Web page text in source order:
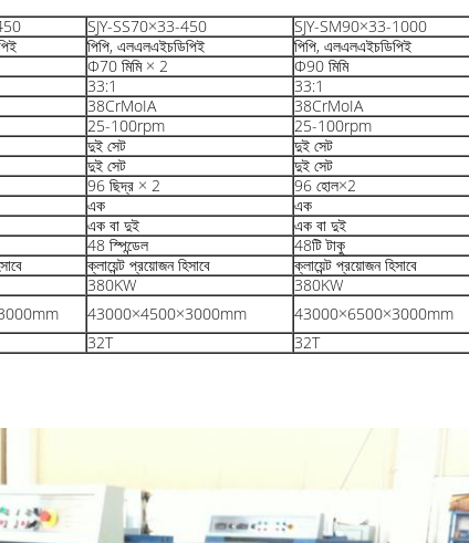
SJY-SS70×33-450
SJY-SM90×33-1000
পিপি, এলএলএইচডিপিই
পিপি, এলএলএইচডিপিই
Φ70 মিমি × 2
Φ90 মিমি
33:1
33:1
38CrMoIA
38CrMoIA
25-100rpm
25-100rpm
দুই সেট
দুই সেট
দুই সেট
দুই সেট
96 ছিদ্র × 2
96 হোল×2
এক
এক
এক বা দুই
এক বা দুই
48 স্পিন্ডেল
48টি টাকু
ক্লায়েন্ট প্রয়োজন হিসাবে
ক্লায়েন্ট প্রয়োজন হিসাবে
380KW
380KW
43000×4500×3000mm
43000×6500×3000mm
32T 32T